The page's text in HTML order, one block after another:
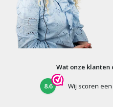
Wat onze klanten
8.6 Wij scoren een